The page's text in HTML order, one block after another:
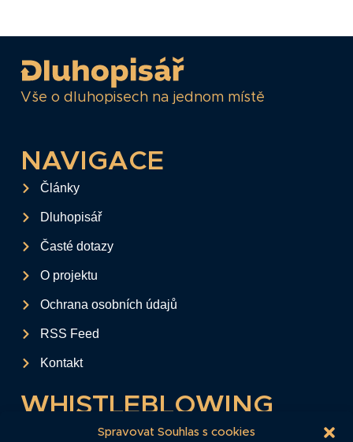
Spravovat Souhlas s cookies
Vše o dluhopisech na jednom místě
NAVIGACE
Články
Dluhopisář
Časté dotazy
O projektu
Ochrana osobních údajů
RSS Feed
Kontakt
WHISTLEBLOWING
Tento formulář slouží k anonymnímu zaslání